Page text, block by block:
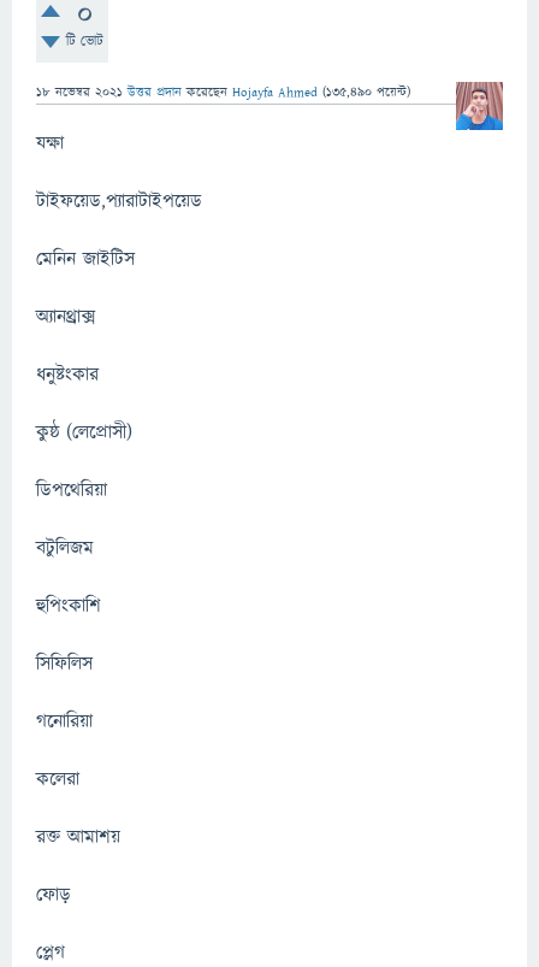
0
টি ভোট
18 নভেম্বর 2021 উত্তর প্রদান করেছেন Hojayfa Ahmed (135,490 পয়েন্ট)
যক্ষা
টাইফয়েড,প্যা­রাটাইপয়েড
মেনিন জাইটিস
অ্যানথ্রাক্স
ধনুষ্টংকার
কুষ্ঠ (লেপ্রোসী)
ডিপথেরিয়া
বটুলিজম
হুপিংকাশি
সিফিলিস
গনোরিয়া
কলেরা
রক্ত আমাশয়
ফোড়
প্লেগ